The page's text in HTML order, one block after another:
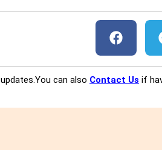
can also Contact Us if